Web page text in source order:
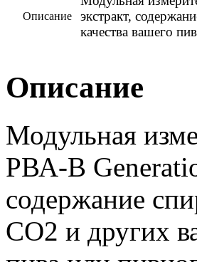
Описание
экстракт,
качества вашего
Описание
Модульная
РВА-В
содержание
СО2 и других